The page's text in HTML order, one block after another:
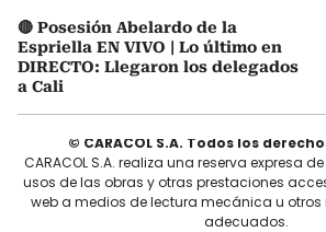
🔴 Posesión Abelardo de la
Espriella EN VIVO | Lo último en
DIRECTO: Llegaron los delegados
a Cali
© CARACOL S.A. Todos los
CARACOL S.A. realiza una reserva expresa
usos de las obras y otras prestaciones
web a medios de lectura mecánica u otros
adecuados.